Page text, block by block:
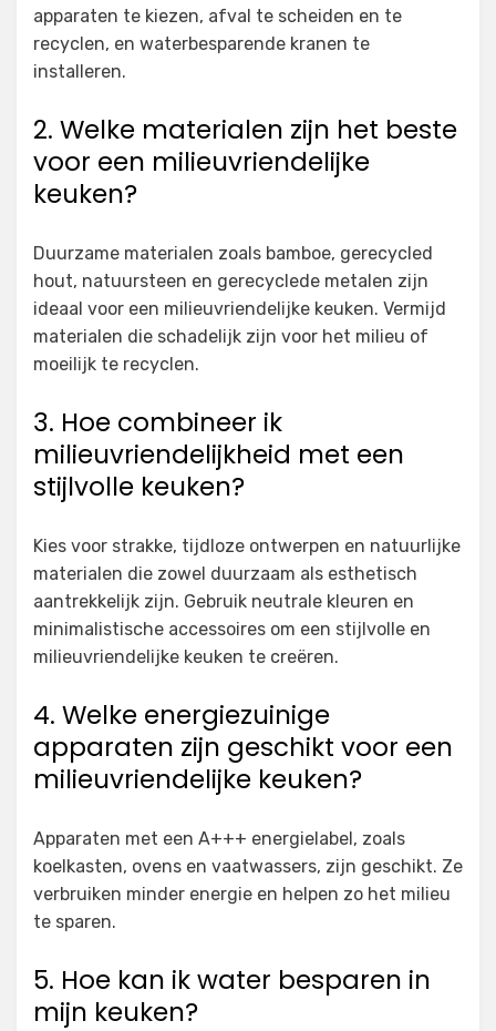
apparaten te kiezen, afval te scheiden en te
recyclen, en waterbesparende kranen te
installeren.
2. Welke materialen zijn het beste
voor een milieuvriendelijke
keuken?
Duurzame materialen zoals bamboe, gerecycled
hout, natuursteen en gerecyclede metalen zijn
ideaal voor een milieuvriendelijke keuken. Vermijd
materialen die schadelijk zijn voor het milieu of
moeilijk te recyclen.
3. Hoe combineer ik
milieuvriendelijkheid met een
stijlvolle keuken?
Kies voor strakke, tijdloze ontwerpen en natuurlijke
materialen die zowel duurzaam als esthetisch
aantrekkelijk zijn. Gebruik neutrale kleuren en
minimalistische accessoires om een stijlvolle en
milieuvriendelijke keuken te creëren.
4. Welke energiezuinige
apparaten zijn geschikt voor een
milieuvriendelijke keuken?
Apparaten met een A+++ energielabel, zoals
koelkasten, ovens en vaatwassers, zijn geschikt. Ze
verbruiken minder energie en helpen zo het milieu
te sparen.
5. Hoe kan ik water besparen in
mijn keuken?